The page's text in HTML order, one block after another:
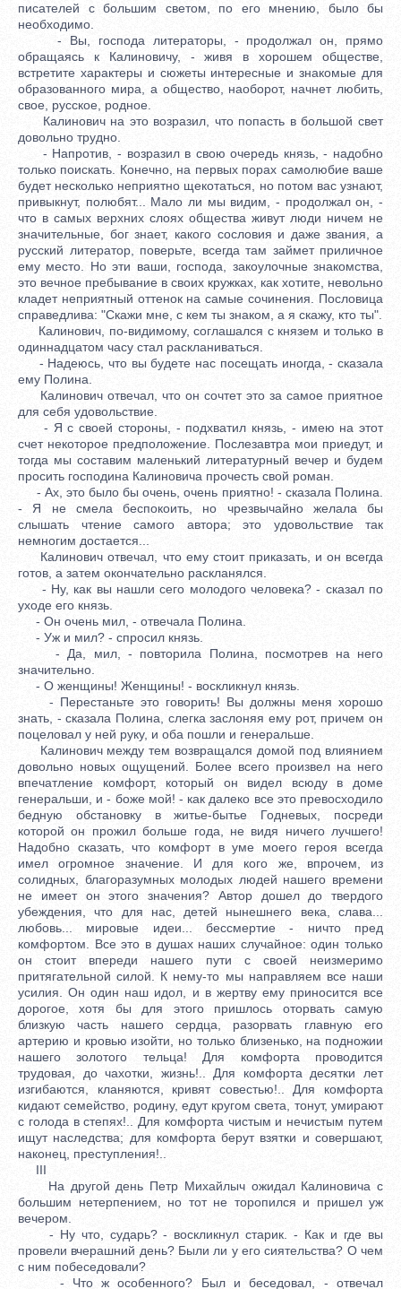
писателей с большим светом, по его мнению, было бы
необходимо.
- Вы, господа литераторы, - продолжал он, прямо
обращаясь к Калиновичу, - живя в хорошем обществе,
встретите характеры и сюжеты интересные и знакомые для
образованного мира, а общество, наоборот, начнет любить,
свое, русское, родное.
Калинович на это возразил, что попасть в большой свет
довольно трудно.
- Напротив, - возразил в свою очередь князь, - надобно
только поискать. Конечно, на первых порах самолюбие ваше
будет несколько неприятно щекотаться, но потом вас узнают,
привыкнут, полюбят... Мало ли мы видим, - продолжал он, -
что в самых верхних слоях общества живут люди ничем не
значительные, бог знает, какого сословия и даже звания, а
русский литератор, поверьте, всегда там займет приличное
ему место. Но эти ваши, господа, закоулочные знакомства,
это вечное пребывание в своих кружках, как хотите, невольно
кладет неприятный оттенок на самые сочинения. Пословица
справедлива: "Скажи мне, с кем ты знаком, а я скажу, кто ты".
Калинович, по-видимому, соглашался с князем и только в
одиннадцатом часу стал раскланиваться.
- Надеюсь, что вы будете нас посещать иногда, - сказала
ему Полина.
Калинович отвечал, что он сочтет это за самое приятное
для себя удовольствие.
- Я с своей стороны, - подхватил князь, - имею на этот
счет некоторое предположение. Послезавтра мои приедут, и
тогда мы составим маленький литературный вечер и будем
просить господина Калиновича прочесть свой роман.
- Ах, это было бы очень, очень приятно! - сказала Полина.
- Я не смела беспокоить, но чрезвычайно желала бы
слышать чтение самого автора; это удовольствие так
немногим достается...
Калинович отвечал, что ему стоит приказать, и он всегда
готов, а затем окончательно раскланялся.
- Ну, как вы нашли сего молодого человека? - сказал по
уходе его князь.
- Он очень мил, - отвечала Полина.
- Уж и мил? - спросил князь.
- Да, мил, - повторила Полина, посмотрев на него
значительно.
- О женщины! Женщины! - воскликнул князь.
- Перестаньте это говорить! Вы должны меня хорошо
знать, - сказала Полина, слегка заслоняя ему рот, причем он
поцеловал у ней руку, и оба пошли и генеральше.
Калинович между тем возвращался домой под влиянием
довольно новых ощущений. Более всего произвел на него
впечатление комфорт, который он видел всюду в доме
генеральши, и - боже мой! - как далеко все это превосходило
бедную обстановку в житье-бытье Годневых, посреди
которой он прожил больше года, не видя ничего лучшего!
Надобно сказать, что комфорт в уме моего героя всегда
имел огромное значение. И для кого же, впрочем, из
солидных, благоразумных молодых людей нашего времени
не имеет он этого значения? Автор дошел до твердого
убеждения, что для нас, детей нынешнего века, слава...
любовь... мировые идеи... бессмертие - ничто пред
комфортом. Все это в душах наших случайное: один только
он стоит впереди нашего пути с своей неизмеримо
притягательной силой. К нему-то мы направляем все наши
усилия. Он один наш идол, и в жертву ему приносится все
дорогое, хотя бы для этого пришлось оторвать самую
близкую часть нашего сердца, разорвать главную его
артерию и кровью изойти, но только близенько, на подножии
нашего золотого тельца! Для комфорта проводится
трудовая, до чахотки, жизнь!.. Для комфорта десятки лет
изгибаются, кланяются, кривят совестью!.. Для комфорта
кидают семейство, родину, едут кругом света, тонут, умирают
с голода в степях!.. Для комфорта чистым и нечистым путем
ищут наследства; для комфорта берут взятки и совершают,
наконец, преступления!..
III
На другой день Петр Михайлыч ожидал Калиновича с
большим нетерпением, но тот не торопился и пришел уж
вечером.
- Ну что, сударь? - воскликнул старик. - Как и где вы
провели вчерашний день? Были ли у его сиятельства? О чем
с ним побеседовали?
- Что ж особенного? Был и беседовал, - отвечал